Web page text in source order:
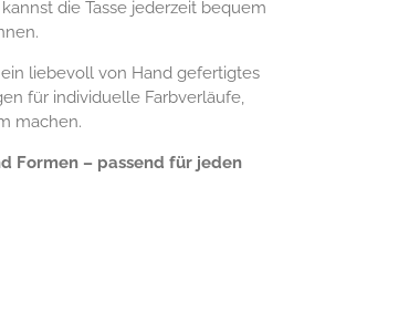
die Tasse jederzeit bequem
ein liebevoll von Hand gefertigtes
für individuelle Farbverläufe,
machen.
Formen – passend für jeden